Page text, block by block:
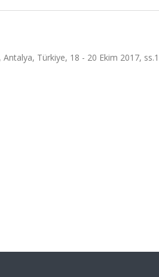
Antalya, Türkiye, 18 - 20 Ekim 2017,